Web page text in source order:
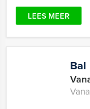
LEES MEER
Bal